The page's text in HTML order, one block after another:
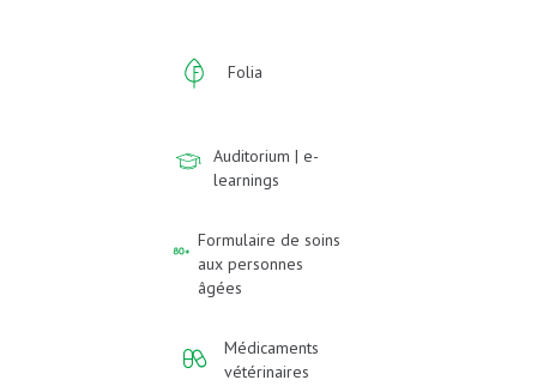
Folia
Auditorium | e-
learnings
Formulaire de soins
aux personnes
âgées
Médicaments
vétérinaires